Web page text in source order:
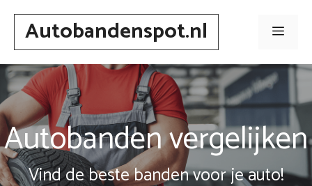
Spring
inhoudAutobandenspot.nl Menu
Autobanden vergelijken
Vind de beste banden voor je auto!